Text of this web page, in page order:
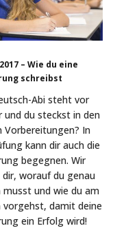
– Wie du eine
schreibst
Abi steht vor
und du steckst in den
Vorbereitungen? In
kann dir auch die
begegnen. Wir
dir, worauf du genau
musst und wie du am
vorgehst, damit deine
ein Erfolg wird!